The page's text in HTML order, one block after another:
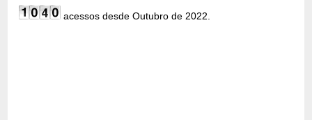
acessos desde Outubro de 2022.